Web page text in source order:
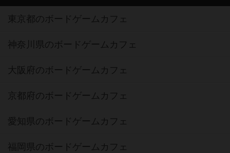
東京都のボードゲームカフェ
神奈川県のボードゲームカフェ
大阪府のボードゲームカフェ
京都府のボードゲームカフェ
愛知県のボードゲームカフェ
福岡県のボードゲームカフェ